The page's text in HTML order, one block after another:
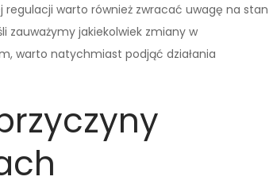
warto również zwracać uwagę na stan
zauważymy jakiekolwiek zmiany w
warto natychmiast podjąć działania